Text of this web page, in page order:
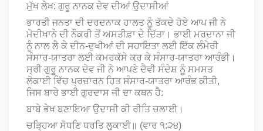
ਮੁੱਖ ਲੇਖ: ਗੁਰੂ ਨਾਨਕ ਦੇਵ ਦੀਆਂ ਉਦਾਸੀਆਂ
ਭਾਰਤੀ ਜਨਤਾ ਦੀ ਦਰਦਨਾਕ ਹਾਲਤ ਨੂੰ ਤੱਕਦੇ ਹੋਏ ਆਪ ਜੀ ਨੇ
ਮੋਦੀਖਾਨੇ ਦੀ ਨੌਕਰੀ ਤੋਂ ਅਸਤੀਫ਼ਾ ਦੇ ਦਿੱਤਾ। ਭਾਈ ਮਰਦਾਨਾ ਜੀ
ਨੂੰ ਨਾਲ ਲੈ ਕੇ ਦੀਨ-ਦੁਖੀਆਂ ਦੀ ਸਹਾਇਤਾ ਲਈ ਇੱਕ ਲੰਮੇਰੀ
ਸੰਸਾਰ-ਯਾਤਰਾ ਲਈ ਕਮਰਕੱਸੇ ਕਰ ਕੇ ਸੰਸਾਰ-ਯਾਤਰਾ ਆਰੰਭੀ।
ਸ੍ਰੀ ਗੁਰੂ ਨਾਨਕ ਦੇਵ ਜੀ ਨੇ ਆਪਣੇ ਦੈਵੀ ਸੰਦੇਸ਼ ਨੂੰ ਸਮਸਤ
ਲੋਕਾਈ ਵਿੱਚ ਪ੍ਰਚਾਰਨ ਹਿਤ ਸੰਸਾਰ-ਯਾਤਰਾ ਆਰੰਭ ਕੀਤੀ,
ਜਿਸ ਬਾਰੇ ਭਾਈ ਗੁਰਦਾਸ ਜੀ ਦਾ ਕਥਨ ਹੈ:
ਬਾਬੇ ਭੇਖ ਬਣਾਇਆ ਉਦਾਸੀ ਕੀ ਰੀਤਿ ਚਲਾਈ।
ਚੜ੍ਹਿਆ ਸੋਧਣਿ ਧਰਤਿ ਲੁਕਾਈ॥ (ਵਾਰ ੧:੨੪)